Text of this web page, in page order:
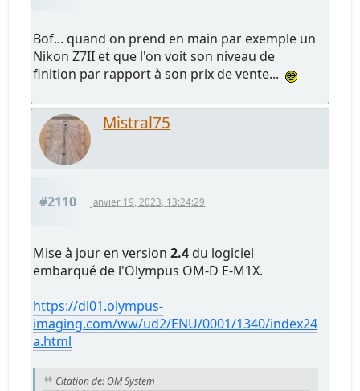
Bof... quand on prend en main par exemple un
Nikon Z7II et que l'on voit son niveau de
finition par rapport à son prix de vente...
Mistral75
#2110 Janvier 19, 2023, 13:24:29
Mise à jour en version2.4 du logiciel
embarqué de l'Olympus OM-D E-M1X.
https://dl01.olympus-
imaging.com/ww/ud2/ENU/0001/1340/index24
a.html
Citation de: OM System